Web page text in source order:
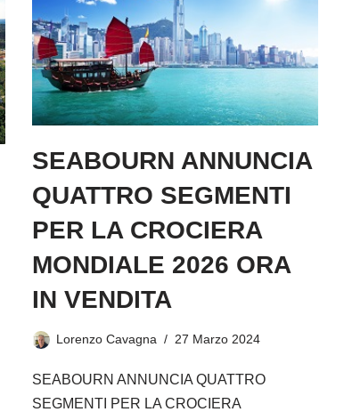
SEABOURN ANNUNCIA
QUATTRO SEGMENTI
PER LA CROCIERA
MONDIALE 2026 ORA
IN VENDITA
Lorenzo Cavagna 27 Marzo 2024
SEABOURN ANNUNCIA QUATTRO
SEGMENTI PER LA CROCIERA